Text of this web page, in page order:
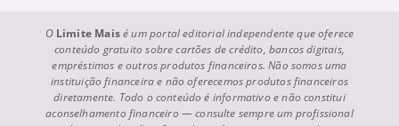
O Limite Maisé um portal editorial independente que oferece
conteúdo gratuito sobre cartões de crédito, bancos digitais,
empréstimos e outros produtos financeiros. Não somos uma
instituição financeira e não oferecemos produtos financeiros
diretamente. Todo o conteúdo é informativo e não constitui
aconselhamento financeiro — consulte sempre um profissional